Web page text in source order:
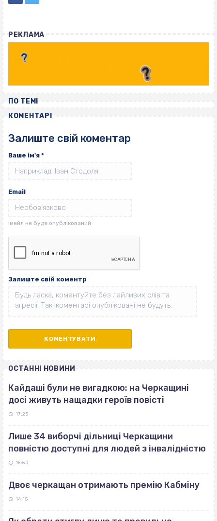
РЕКЛАМА
ПО ТЕМІ
КОМЕНТАРІ
Залиште свій коментар
Ваше ім'я *
Email
Залиште свій коментр
ОСТАННІ НОВИНИ
Кайдаші були не вигадкою: на Черкащині
досі живуть нащадки героїв повісті
17:25
Лише 34 виборчі дільниці Черкащини
повністю доступні для людей з інвалідністю
15:50
Двоє черкащан отримають премію Кабміну
14:15